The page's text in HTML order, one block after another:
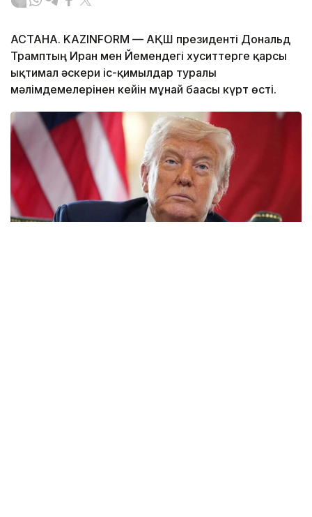
АСТАНА. KAZINFORM — АҚШ президенті Дональд
Трамптың Иран мен Йемендегі хуситтерге қарсы
ықтимал әскери іс-қимылдар туралы
мәлімдемелерінен кейін мұнай бағасы күрт өсті.